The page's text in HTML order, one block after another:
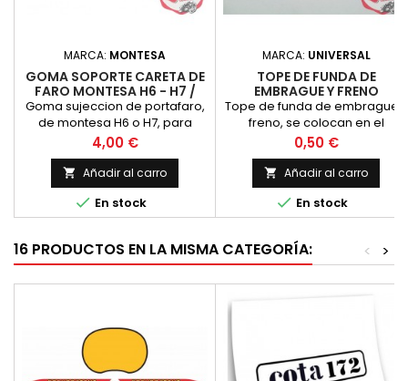
MARCA: MONTESA
GOMA SOPORTE CARETA DE
FARO MONTESA H6 - H7 /
COTA
Goma sujeccion de portafaro,
de montesa H6 o H7, para
barra de horquilla de 35 mm.
(la medida estandar en estos
modelos que montan estas
gomas) Precio por unidad
Precio
4,00 €
 Añadir al carro
 En stock
MARCA: UNIVERSAL
TOPE DE FUNDA DE
EMBRAGUE Y FRENO
Tope de funda de embrague y
freno, se colocan en el
extremo de las fundas de
sierga para centrar la misma y
a la vez embellecer. Precio por
unidad
Precio
0,50 €
 Añadir al carro
 En stock
16 PRODUCTOS EN LA MISMA CATEGORÍA: >
<